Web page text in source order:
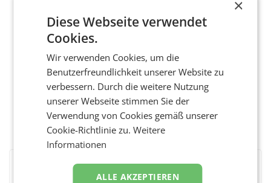
BEWERTEN SIE DIESEN ARTIKEL
×
Diese Webseite verwendet
Cookies.
Wir verwenden Cookies, um die
Benutzerfreundlichkeit unserer Website zu
verbessern. Durch die weitere Nutzung
unserer Webseite stimmen Sie der
Verwendung von Cookies gemäß unserer
Cookie-Richtlinie zu.Weitere
Informationen
ALLE AKZEPTIEREN